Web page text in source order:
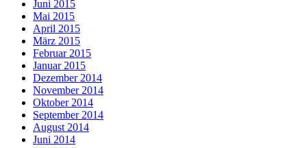
Juni 2015
Mai 2015
April 2015
März 2015
Februar 2015
Januar 2015
Dezember 2014
November 2014
Oktober 2014
September 2014
August 2014
Juni 2014